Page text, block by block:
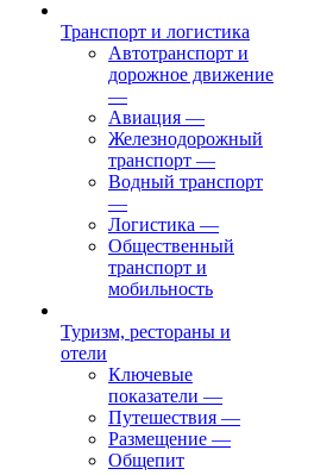
Транспорт и логистика
Автотранспорт и
дорожное движение
—
Авиация —
Железнодорожный
транспорт —
Водный транспорт
—
Логистика —
Общественный
транспорт и
мобильность
Туризм, рестораны и
отели
Ключевые
показатели —
Путешествия —
Размещение —
Общепит